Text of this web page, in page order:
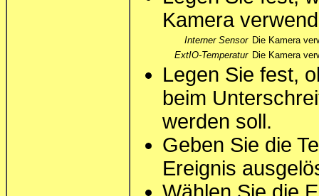
Kamera
Interner Sensor Die Kamera
ExtIO-Temperatur Die Kamera
Legen Sie fest,
beim
werden soll.
Geben Sie die
Ereignis